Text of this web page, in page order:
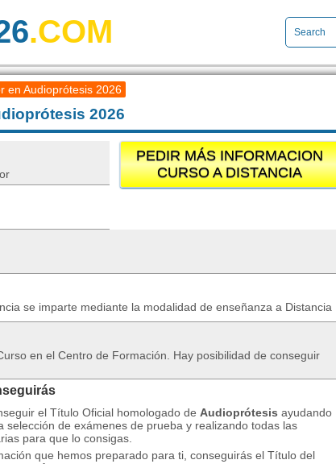
.COM
en Audioprótesis 2026
2026
PEDIR MÁS INFORMACION
CURSO A DISTANCIA
se imparte mediante la modalidad de enseñanza a Distancia
en el Centro de Formación. Hay posibilidad de conseguir
el Título Oficial homologado de Audioprótesis ayudando
selección de exámenes de prueba y realizando todas las
para que lo consigas.
que hemos preparado para ti, conseguirás el Título del